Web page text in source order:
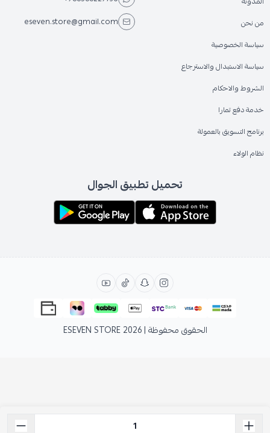
من نحن
سياسة الخصوصية
سياسة الاستبدال والاسترجاع
الشروط والاحكام
خدمة دفع تمارا
برنامج التسويق بالعمولة
نظام الولاء
eseven.store@gmail.com
تحميل تطبيق الجوال
الحقوق محفوظة | 2026 ESEVEN STORE